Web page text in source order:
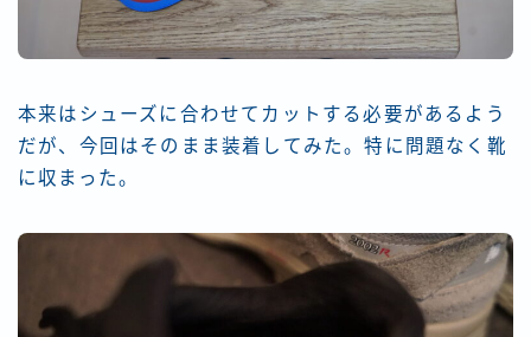
本来はシューズに合わせてカットする必要があるよう
だが、今回はそのまま装着してみた。特に問題なく靴
に収まった。